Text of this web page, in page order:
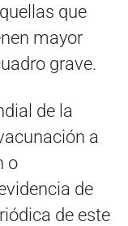
que
mayor
grave.
de la
a
o
de
de este